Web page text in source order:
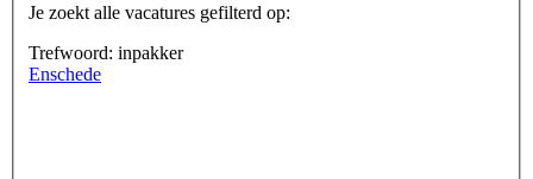
Je zoekt alle vacatures gefilterd op:
Trefwoord: inpakker
Enschede